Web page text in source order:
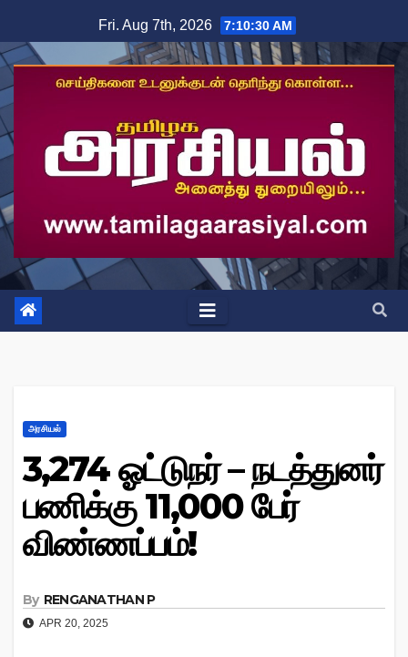
to
content
Fri. Aug 7th, 2026 7:10:30 AM
அரசியல்
3,274 ஓட்டுநர் – நடத்துனர்
பணிக்கு 11,000 பேர்
விண்ணப்பம்!
By RENGANATHAN P
APR 20, 2025